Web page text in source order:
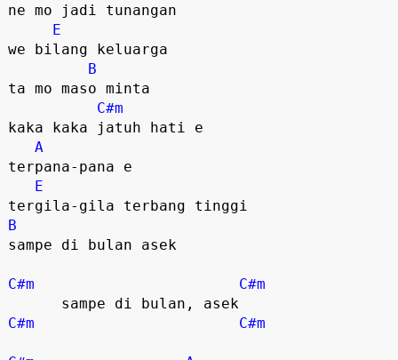
ne mo jadi tunangan
E
we bilang keluarga
B
ta mo maso minta
C#m
kaka kaka jatuh hati e
A
terpana-pana e
E
B
sampe di bulan asek
C#m
C#m
      sampe di bulan, asek
C#m
C#m